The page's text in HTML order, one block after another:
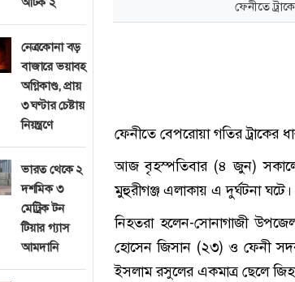
নেত্রকোনা বড়
বাজারে ভয়াবহ
অগ্নিকাণ্ড, প্রায়
৩ ঘণ্টার চেষ্টায়
নিয়ন্ত্রণে
ভারত থেকে ২
দশমিক ৩
মেট্রিক টন
টিয়ার গ্যাস
আমদানি
ফেনীতে
ফেনীতে বেপরোয়া গতির ট্রাকের
আজ বৃহস্পতিবার (৪ জুন) সকালে
মুহুরীগঞ্জ এলাকায় এ দুর্ঘটনা ঘটে।
নিহতরা হলেন-সোনাগাজী
হোসেন জিসান (২৩) ও ফেনী
ইসলাম রসুলের একমাত্র ছেলে